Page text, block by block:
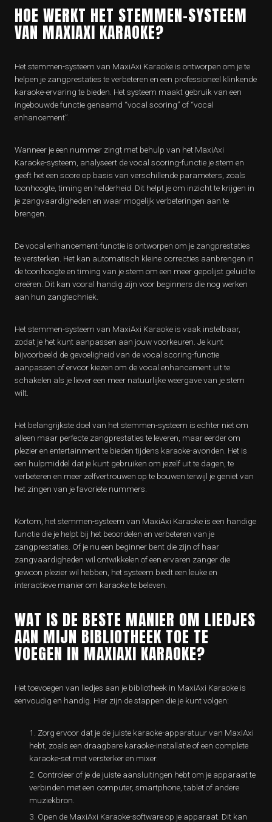
HOE WERKT HET STEMMEN-SYSTEEM
VAN MAXIAXI KARAOKE?
Het stemmen-systeem van MaxiAxi Karaoke is ontworpen om je te
helpen je zangprestaties te verbeteren en een professioneel klinkende
karaoke-ervaring te bieden. Het systeem maakt gebruik van een
ingebouwde functie genaamd “vocal scoring” of “vocal
enhancement”.
Wanneer je een nummer zingt met behulp van het MaxiAxi
Karaoke-systeem, analyseert de vocal scoring-functie je stem en
geeft het een score op basis van verschillende parameters, zoals
toonhoogte, timing en helderheid. Dit helpt je om inzicht te krijgen in
je zangvaardigheden en waar mogelijk verbeteringen aan te
brengen.
De vocal enhancement-functie is ontworpen om je zangprestaties
te versterken. Het kan automatisch kleine correcties aanbrengen in
de toonhoogte en timing van je stem om een meer gepolijst geluid te
creëren. Dit kan vooral handig zijn voor beginners die nog werken
aan hun zangtechniek.
Het stemmen-systeem van MaxiAxi Karaoke is vaak instelbaar,
zodat je het kunt aanpassen aan jouw voorkeuren. Je kunt
bijvoorbeeld de gevoeligheid van de vocal scoring-functie
aanpassen of ervoor kiezen om de vocal enhancement uit te
schakelen als je liever een meer natuurlijke weergave van je stem
wilt.
Het belangrijkste doel van het stemmen-systeem is echter niet om
alleen maar perfecte zangprestaties te leveren, maar eerder om
plezier en entertainment te bieden tijdens karaoke-avonden. Het is
een hulpmiddel dat je kunt gebruiken om jezelf uit te dagen, te
verbeteren en meer zelfvertrouwen op te bouwen terwijl je geniet van
het zingen van je favoriete nummers.
Kortom, het stemmen-systeem van MaxiAxi Karaoke is een handige
functie die je helpt bij het beoordelen en verbeteren van je
zangprestaties. Of je nu een beginner bent die zijn of haar
zangvaardigheden wil ontwikkelen of een ervaren zanger die
gewoon plezier wil hebben, het systeem biedt een leuke en
interactieve manier om karaoke te beleven.
WAT IS DE BESTE MANIER OM LIEDJES
AAN MIJN BIBLIOTHEEK TOE TE
VOEGEN IN MAXIAXI KARAOKE?
Het toevoegen van liedjes aan je bibliotheek in MaxiAxi Karaoke is
eenvoudig en handig. Hier zijn de stappen die je kunt volgen:
Zorg ervoor dat je de juiste karaoke-apparatuur van MaxiAxi
hebt, zoals een draagbare karaoke-installatie of een complete
karaoke-set met versterker en mixer.
Controleer of je de juiste aansluitingen hebt om je apparaat te
verbinden met een computer, smartphone, tablet of andere
muziekbron.
Open de MaxiAxi Karaoke-software op je apparaat. Dit kan